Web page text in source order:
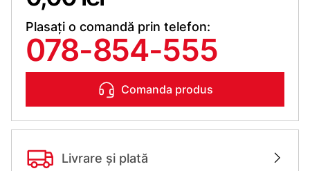
Plasați o comandă prin telefon:
078-854-555
Comanda produs
Livrare și plată